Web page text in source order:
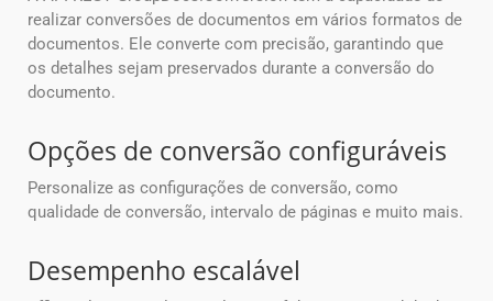
realizar conversões de documentos em vários formatos de
documentos. Ele converte com precisão, garantindo que
os detalhes sejam preservados durante a conversão do
documento.
Opções de conversão configuráveis
Personalize as configurações de conversão, como
qualidade de conversão, intervalo de páginas e muito mais.
Desempenho escalável